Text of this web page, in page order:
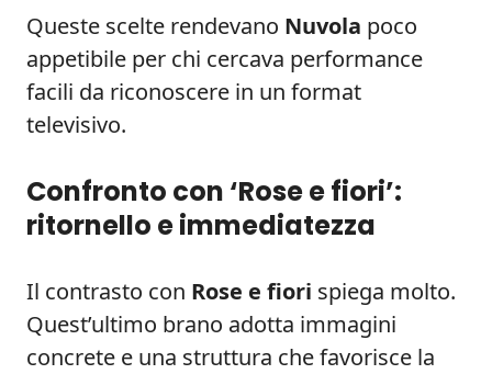
Queste scelte rendevano Nuvola poco
appetibile per chi cercava performance
facili da riconoscere in un format
televisivo.
Confronto con ‘Rose e fiori’:
ritornello e immediatezza
Il contrasto con Rose e fiori spiega molto.
Quest’ultimo brano adotta immagini
concrete e una struttura che favorisce la